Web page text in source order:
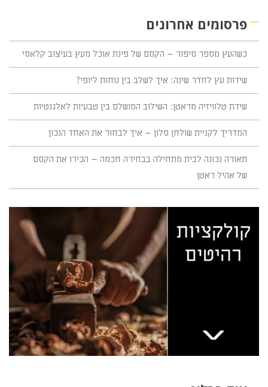
פרסומים אחרונים
כשהעץ מספר סיפור – הקסם של פינת אוכל מעץ בעיצוב קלאסי
שידות עץ לחדר שינה: איך לשלב בין נוחות ליופי?
שידת טלוויזיה מראטן: השילוב המושלם בין טבעיות לאלגנטיות
המדריך לקניית שולחן סלון – איך לבחור את האחד הנכון
תאורה נכונה לבית מתחילה בבחירה חכמה – הכירו את הקסם
של אהיל ראטן